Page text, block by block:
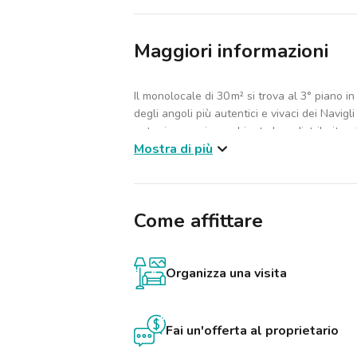
Maggiori informazioni
Il monolocale di 30 m² si trova al 3° piano
degli angoli più autentici e vivaci dei
entra in un unico ambiente ben distribuito,
connessione wifi, perfetto sia per rilassarsi
studio, mentre il letto matrimoniale
personali.
Tra i comfort presenti, la lavatrice è
per gestire i cambi settimanali senza dover
bagno, moderno e funzionale, completa
Comfort
Mostra di più
Come affittare
Organizza una visita
Fai un'offerta al proprietario